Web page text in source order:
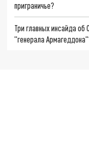
приграничье?
Три главных инсайда
"генерала